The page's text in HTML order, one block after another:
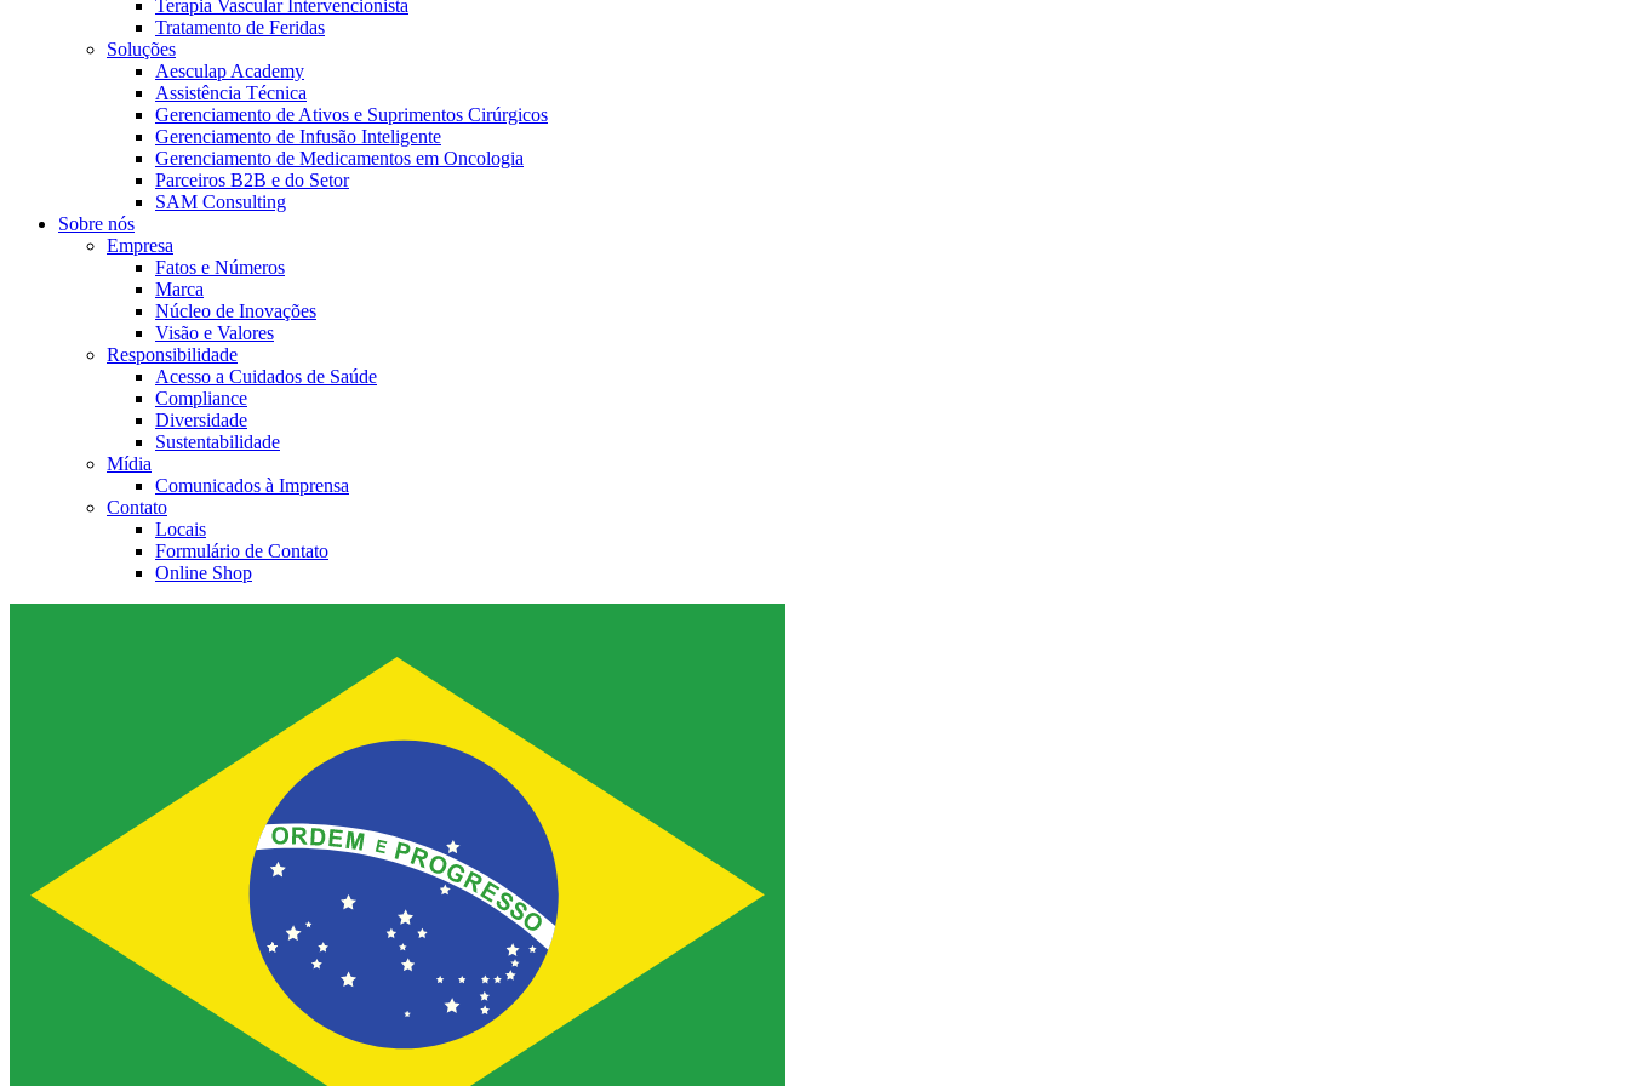
Aesculap Academy
Educação continuada para profissionais da saúde. Acesse a Aesculap Academy Brasil e inscreva-se!
Entre em contato conosco.
Terapia Vascular Intervencionista
Tratamento de Feridas
Soluções
Aesculap Academy
Assistência Técnica
Gerenciamento de Ativos e Suprimentos Cirúrgicos
Gerenciamento de Infusão Inteligente
Gerenciamento de Medicamentos em Oncologia
Parceiros B2B e do Setor
SAM Consulting
Sobre nós
Empresa
Fatos e Números
Marca
Núcleo de Inovações
Visão e Valores
Responsibilidade
Acesso a Cuidados de Saúde
Compliance
Diversidade
Sustentabilidade
Mídia
Comunicados à Imprensa
Contato
Locais
Formulário de Contato
Online Shop